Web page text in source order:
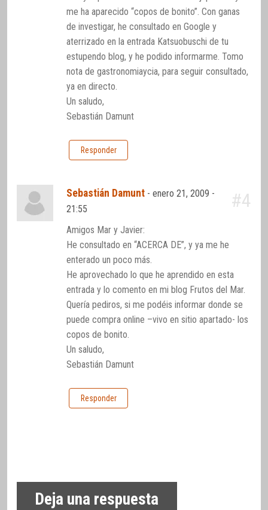
me ha aparecido “copos de bonito”. Con ganas
de investigar, he consultado en Google y
aterrizado en la entrada Katsuobuschi de tu
estupendo blog, y he podido informarme. Tomo
nota de gastronomiaycia, para seguir consultado,
ya en directo.
Un saludo,
Sebastián Damunt
Responder
Sebastián Damunt -enero 21, 2009 -
21:55
#4
Amigos Mar y Javier:
He consultado en “ACERCA DE”, y ya me he
enterado un poco más.
He aprovechado lo que he aprendido en esta
entrada y lo comento en mi blog Frutos del Mar.
Quería pediros, si me podéis informar donde se
puede compra online –vivo en sitio apartado- los
copos de bonito.
Un saludo,
Sebastián Damunt
Responder
Deja una respuesta